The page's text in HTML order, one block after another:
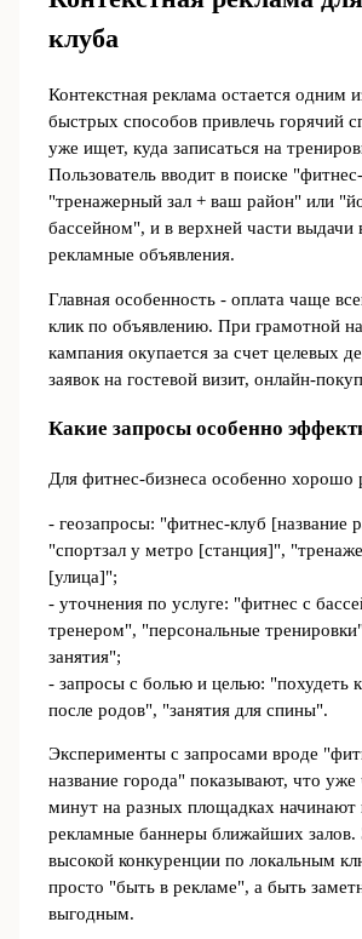
клуба
Контекстная реклама остается одним
быстрых способов привлечь горячий
уже ищет, куда записаться на
Пользователь вводит в поиске
"тренажерный зал + ваш район" или
бассейном", и в верхней части выдачи
рекламные объявления.
Главная особенность - оплата чаще
клик по объявлению. При грамотной
кампания окупается за счет целевых
заявок на гостевой визит, онлайн-
Какие запросы особенно
Для фитнес-бизнеса особенно хорошо
- геозапросы: "фитнес-клуб [название
"спортзал у метро [станция]",
[улица]";
- уточнения по услуге: "фитнес с
тренером", "персональные
занятия";
- запросы с болью и целью: "похудеть
после родов", "занятия для спины".
Эксперименты с запросами вроде
название города" показывают, что уже
минут на разных площадках начинают
рекламные баннеры ближайших залов.
высокой конкуренции по локальным
просто "быть в рекламе", а быть
выгодным.